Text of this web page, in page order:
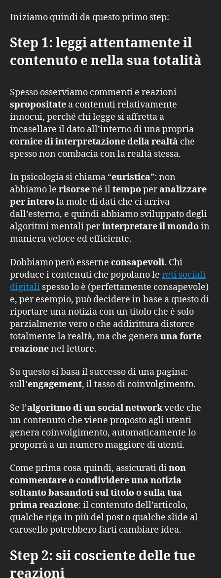
Iniziamo quindi da questo primo step:
Step 1: leggi attentamente il
contenuto e nella sua totalità
Spesso osserviamo commenti e reazioni
spropositate a contenuti relativamente
innocui, perché chi legge si affretta a
incasellare il dato all’interno di una propria
cornice di interpretazione della realtà che
spesso non combacia con la realtà stessa.
In psicologia si chiama “euristica”: non
abbiamo le risorsené iltempoperanalizzare
per interola mole di dati che ci arriva
dall’esterno, e quindi abbiamo sviluppato degli
algoritmi mentali perinterpretare il mondoin
maniera veloce ed efficiente.
Dobbiamo però esserne consapevoli. Chi
produce i contenuti che popolano le reti sociali
digitali spesso lo è (perfettamente consapevole)
e, per esempio, può decidere in base a questo di
riportare una notizia con un titolo che è solo
parzialmente vero o che addirittura distorce
totalmente la realtà, ma che generauna forte
reazionenel lettore.
Su questo si basa il successo di una pagina:
sull’engagement, il tasso di coinvolgimento.
Se l’algoritmo di un social networkvede che
un contenuto che viene proposto agli utenti
genera coinvolgimento, automaticamente lo
proporrà a un numero maggiore di utenti.
Come prima cosa quindi, assicurati dinon
commentare o condividere una notizia
soltanto basandoti sul titolo o sulla tua
prima reazione: il contenuto dell’articolo,
qualche riga in più del post o qualche slide al
carosello potrebbero farti cambiare idea.
Step 2: sii cosciente delle tue
reazioni